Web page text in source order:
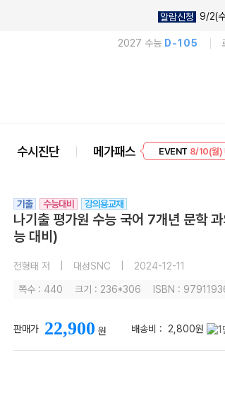
알람신청 9/2(
2027 수능 D-105
수시진단 메가패스
EVENT 8/10(월)
기출 수능대비 강의용교재
나기출 평가원 수능 국어 7개년 문학
능 대비)
전형태 저 대성SNC 2024-12-11
쪽수 : 440 크기 : 236*306 ISBN :
판매가 22,900 원 배송비 : 2,800원